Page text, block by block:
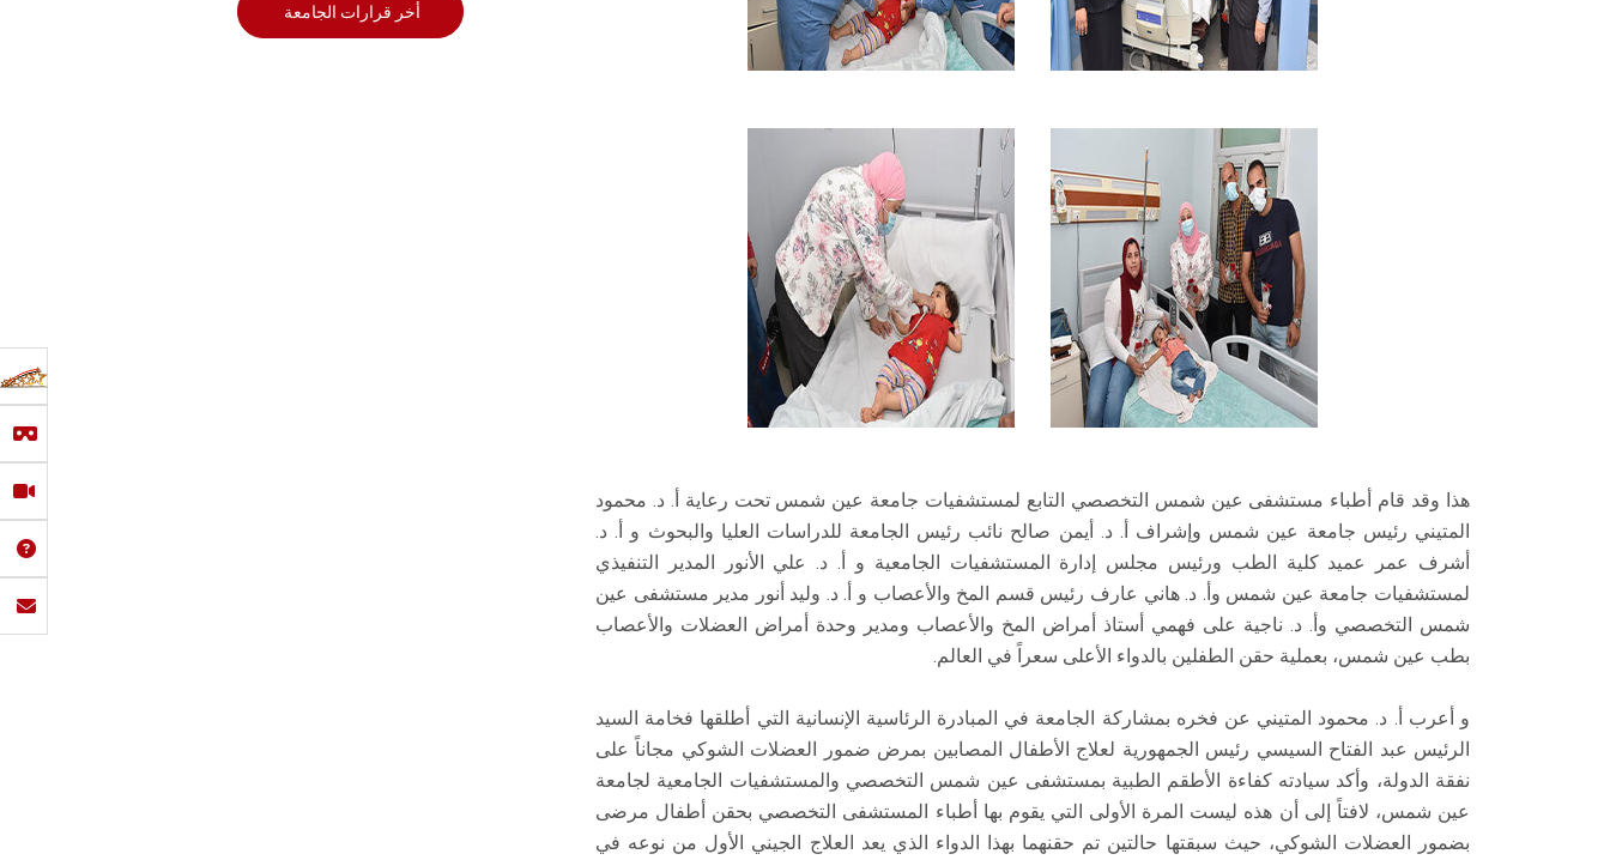
هذا وقد قام أطباء مستشفى عين شمس التخصصي التابع لمستشفيات جامعة عين شمس تحت رعاية أ. د. محمود
المتيني رئيس جامعة عين شمس وإشراف أ. د. أيمن صالح نائب رئيس الجامعة للدراسات العليا والبحوث و أ. د.
أشرف عمر عميد كلية الطب ورئيس مجلس إدارة المستشفيات الجامعية و أ. د. علي الأنور المدير التنفيذي
لمستشفيات جامعة عين شمس وأ. د. هاني عارف رئيس قسم المخ والأعصاب و أ. د. وليد أنور مدير مستشفى عين
شمس التخصصي وأ. د. ناجية على فهمي أستاذ أمراض المخ والأعصاب ومدير وحدة أمراض العضلات والأعصاب
بطب عين شمس، بعملية حقن الطفلين بالدواء الأعلى سعراً في العالم.
و أعرب أ. د. محمود المتيني عن فخره بمشاركة الجامعة في المبادرة الرئاسية الإنسانية التي أطلقها فخامة السيد
الرئيس عبد الفتاح السيسي رئيس الجمهورية لعلاج الأطفال المصابين بمرض ضمور العضلات الشوكي مجاناً على
نفقة الدولة، وأكد سيادته كفاءة الأطقم الطبية بمستشفى عين شمس التخصصي والمستشفيات الجامعية لجامعة
عين شمس، لافتاً إلى أن هذه ليست المرة الأولى التي يقوم بها أطباء المستشفى التخصصي بحقن أطفال مرضى
بضمور العضلات الشوكي، حيث سبقتها حالتين تم حقنهما بهذا الدواء الذي يعد العلاج الجيني الأول من نوعه في
أخر قرارات الجامعة